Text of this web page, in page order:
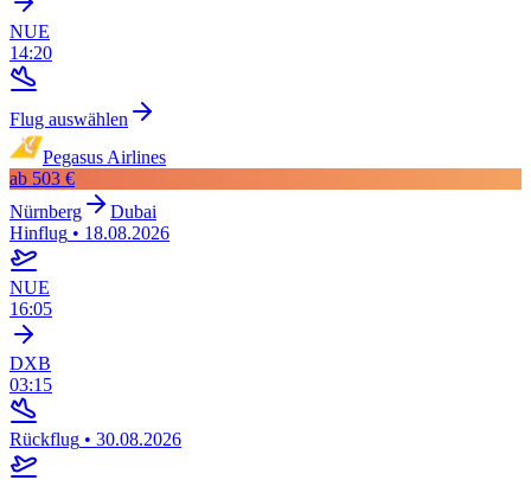
NUE
14:20
Flug auswählen
Pegasus Airlines
ab 503 €
Nürnberg
Dubai
Hinflug • 18.08.2026
NUE
16:05
DXB
03:15
Rückflug • 30.08.2026